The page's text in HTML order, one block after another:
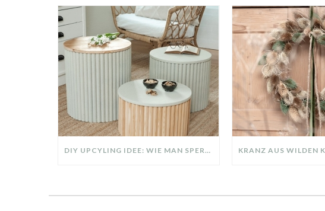
DIY UPCYLING IDEE: WIE MAN SPERRMÜLL IN EIN DESIGNER TEIL VERWANDELT